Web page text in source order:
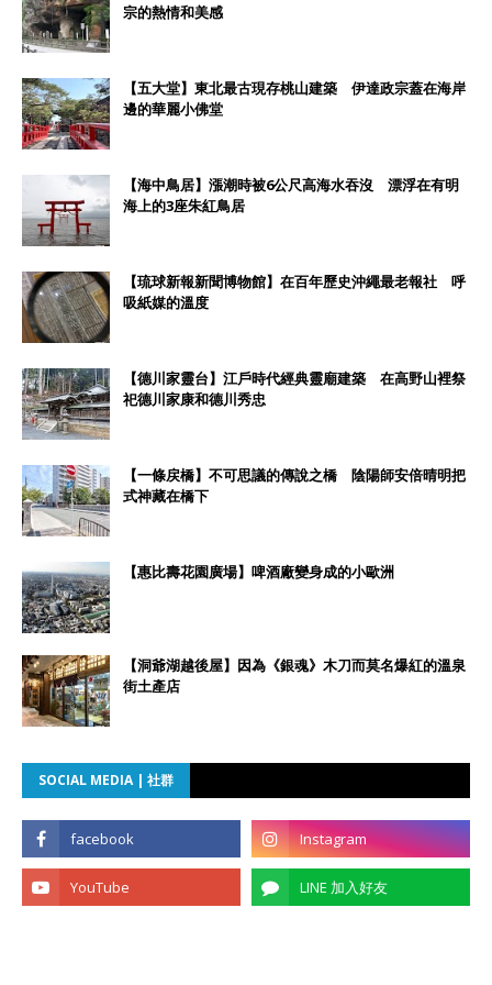
宗的熱情和美感
【五大堂】東北最古現存桃山建築 伊達政宗蓋在海岸
邊的華麗小佛堂
【海中鳥居】漲潮時被6公尺高海水吞沒 漂浮在有明
海上的3座朱紅鳥居
【琉球新報新聞博物館】在百年歷史沖繩最老報社 呼
吸紙媒的溫度
【德川家靈台】江戶時代經典靈廟建築 在高野山裡祭
祀德川家康和德川秀忠
【一條戻橋】不可思議的傳說之橋 陰陽師安倍晴明把
式神藏在橋下
【惠比壽花園廣場】啤酒廠變身成的小歐洲
【洞爺湖越後屋】因為《銀魂》木刀而莫名爆紅的溫泉
街土產店
SOCIAL MEDIA | 社群